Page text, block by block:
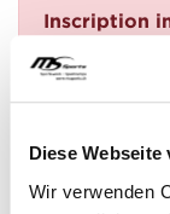
Diese
Wir verwenden
Inscription
Avez-vous des
Téléphone: +41 41